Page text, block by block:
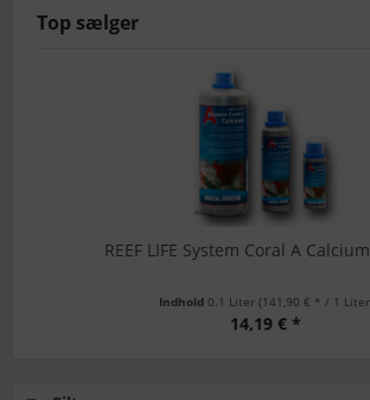
Top sælger
REEF LIFE System Coral A
Indhold 0.1 Liter (141,90 € * / 1
14,19 € *